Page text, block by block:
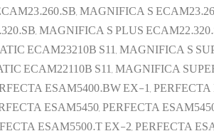
MAGNIFICA S
MAGNIFICA S PLUS
ECAM23210B S11, MAGNIFICA S
ECAM22110B S11, MAGNIFICA
ESAM5400.BW EX-1,
ESAM5450, PERFECTA
ESAM5500.T EX-2, PERFECTA